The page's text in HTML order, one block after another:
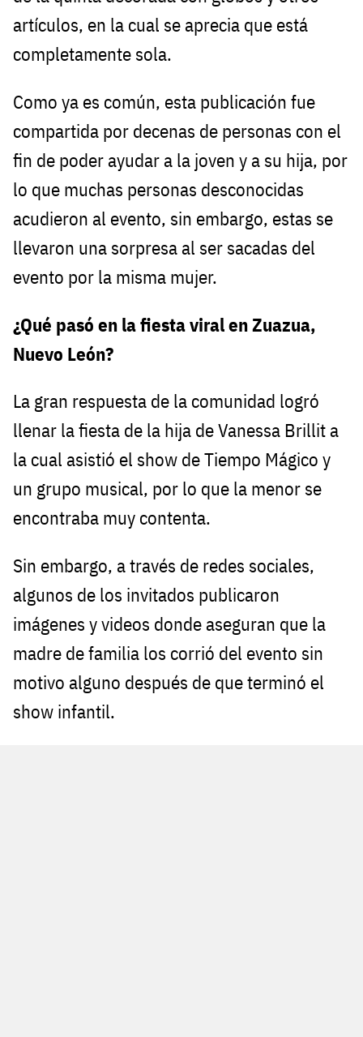
artículos, en la cual se aprecia que está
completamente sola.
Como ya es común, esta publicación fue
compartida por decenas de personas con el
fin de poder ayudar a la joven y a su hija, por
lo que muchas personas desconocidas
acudieron al evento, sin embargo, estas se
llevaron una sorpresa al ser sacadas del
evento por la misma mujer.
¿Qué pasó en la fiesta viral en Zuazua,
Nuevo León?
La gran respuesta de la comunidad logró
llenar la fiesta de la hija de Vanessa Brillit a
la cual asistió el show de Tiempo Mágico y
un grupo musical, por lo que la menor se
encontraba muy contenta.
Sin embargo, a través de redes sociales,
algunos de los invitados publicaron
imágenes y videos donde aseguran que la
madre de familia los corrió del evento sin
motivo alguno después de que terminó el
show infantil.